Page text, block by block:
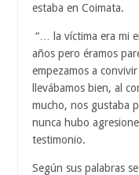
estaba en Coimata.
“… la víctima era mi
años pero éramos
empezamos a
llevábamos bien, al
mucho, nos gustaba
nunca hubo
testimonio.
Según sus palabras